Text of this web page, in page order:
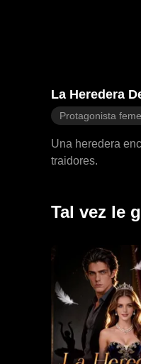
La Heredera
Protagonista
Una heredera
traidores.
Tal vez le